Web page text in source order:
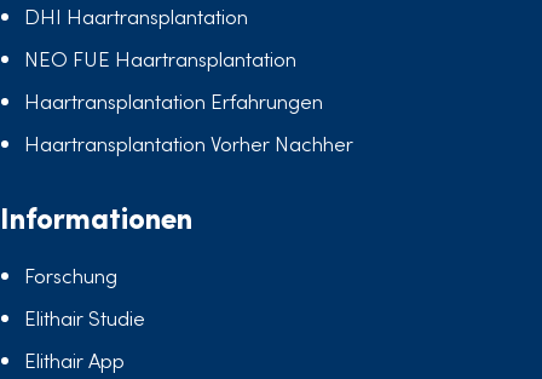
DHI Haartransplantation
NEO FUE Haartransplantation
Haartransplantation Erfahrungen
Haartransplantation Vorher Nachher
Informationen
Forschung
Elithair Studie
Elithair App